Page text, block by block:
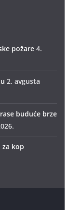
požare 4.
2. avgusta
buduće brze
kop